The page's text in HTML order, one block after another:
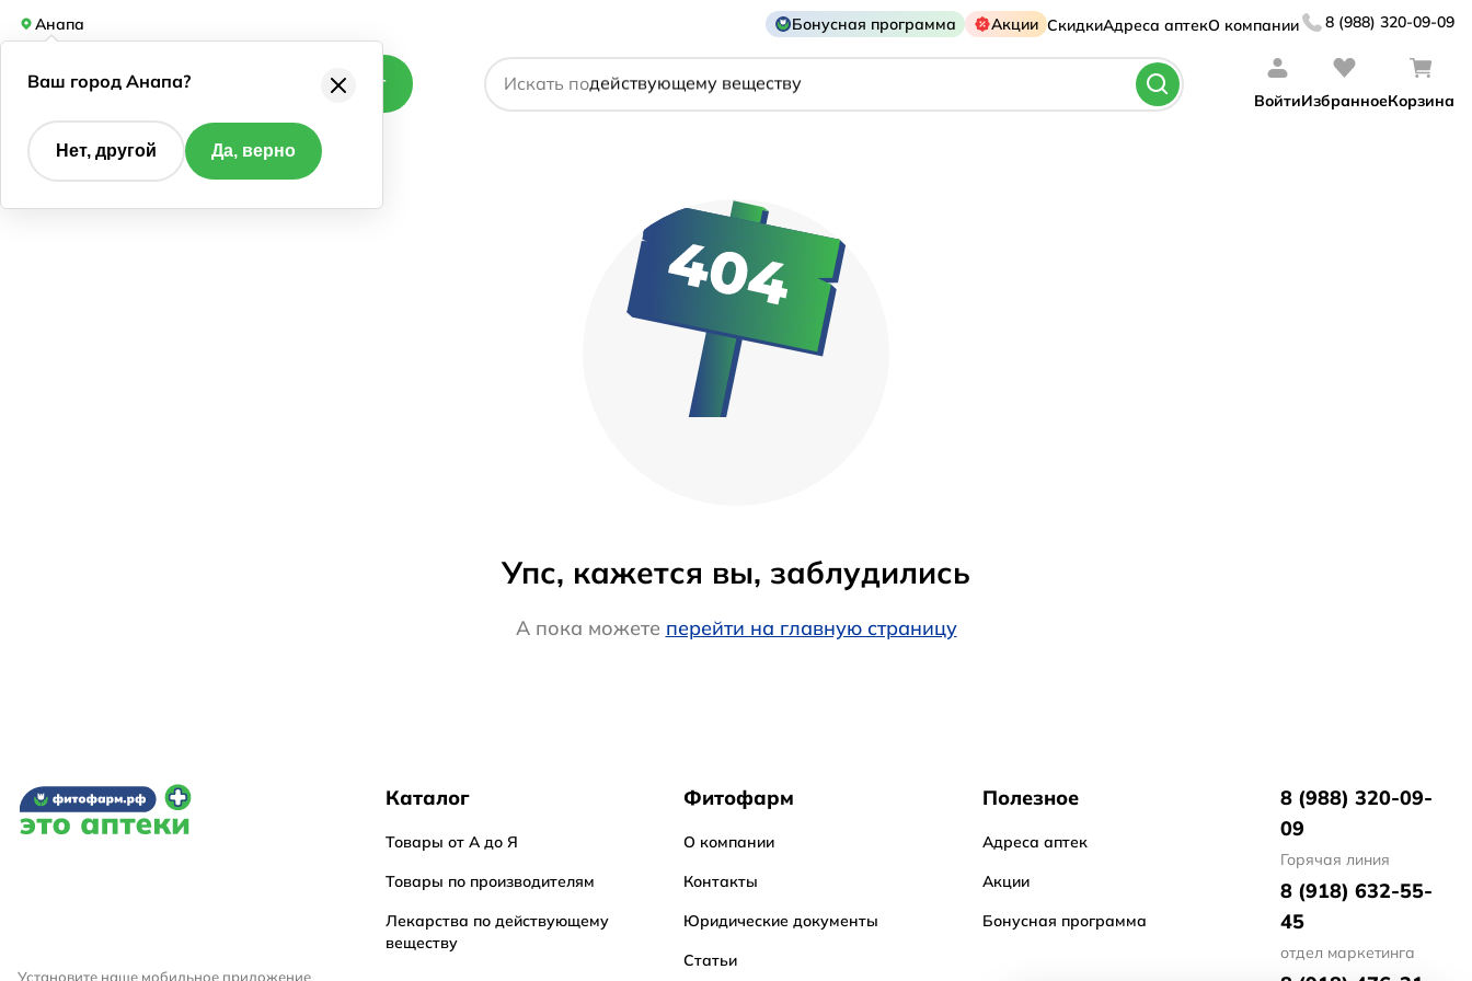
Анапа Бонусная программа Акции СкидкиАдреса аптекО компании 8 (988) 320-09-09
Каталог Искать по
названию препарата
действующему веществу
производителю
ВойтиИзбранноеКорзина
Упс, кажется вы, заблудились
А пока можете перейти на главную страницу
Установите наше мобильное приложение
Каталог
Товары от А до Я
Товары по производителям
Лекарства по действующему
веществу
Фитофарм
О компании
Контакты
Юридические документы
Статьи
Полезное
Адреса аптек
Акции
Бонусная программа
8 (988) 320-09-
09
Горячая линия
8 (918) 632-55-
45
отдел маркетинга
Ваш город Анапа?
Нет, другой Да, верно